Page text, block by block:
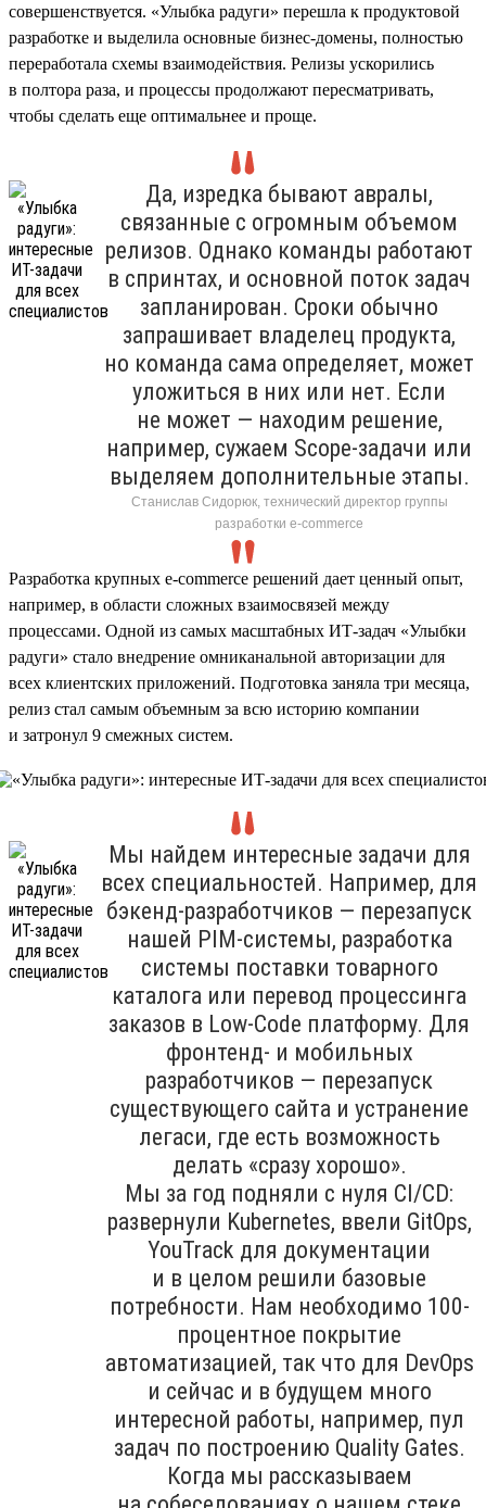
совершенствуется. «Улыбка радуги» перешла к продуктовой
разработке и выделила основные бизнес-домены, полностью
переработала схемы взаимодействия. Релизы ускорились
в полтора раза, и процессы продолжают пересматривать,
чтобы сделать еще оптимальнее и проще.
Да, изредка бывают авралы,
связанные с огромным объемом
релизов. Однако команды работают
в спринтах, и основной поток задач
запланирован. Сроки обычно
запрашивает владелец продукта,
но команда сама определяет, может
уложиться в них или нет. Если
не может — находим решение,
например, сужаем Scope-задачи или
выделяем дополнительные этапы.
Станислав Сидорюк, технический директор группы
разработки e-commerce
Разработка крупных e-commerce решений дает ценный опыт,
например, в области сложных взаимосвязей между
процессами. Одной из самых масштабных ИТ-задач «Улыбки
радуги» стало внедрение омниканальной авторизации для
всех клиентских приложений. Подготовка заняла три месяца,
релиз стал самым объемным за всю историю компании
и затронул 9 смежных систем.
Мы найдем интересные задачи для
всех специальностей. Например, для
бэкенд-разработчиков — перезапуск
нашей PIM-системы, разработка
системы поставки товарного
каталога или перевод процессинга
заказов в Low-Code платформу. Для
фронтенд- и мобильных
разработчиков — перезапуск
существующего сайта и устранение
легаси, где есть возможность
делать «сразу хорошо».
Мы за год подняли с нуля CI/CD:
развернули Kubernetes, ввели GitOps,
YouTrack для документации
и в целом решили базовые
потребности. Нам необходимо 100-
процентное покрытие
автоматизацией, так что для DevOps
и сейчас и в будущем много
интересной работы, например, пул
задач по построению Quality Gates.
Когда мы рассказываем